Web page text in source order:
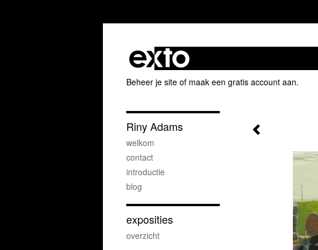
Beheer je site of maak een gratis account aan.
Riny Adams
welkom
contact
introductie
blog
exposities
overzicht